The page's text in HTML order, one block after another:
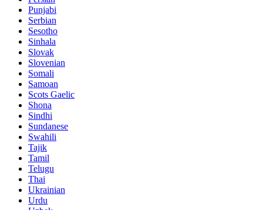
Punjabi
Serbian
Sesotho
Sinhala
Slovak
Slovenian
Somali
Samoan
Scots Gaelic
Shona
Sindhi
Sundanese
Swahili
Tajik
Tamil
Telugu
Thai
Ukrainian
Urdu